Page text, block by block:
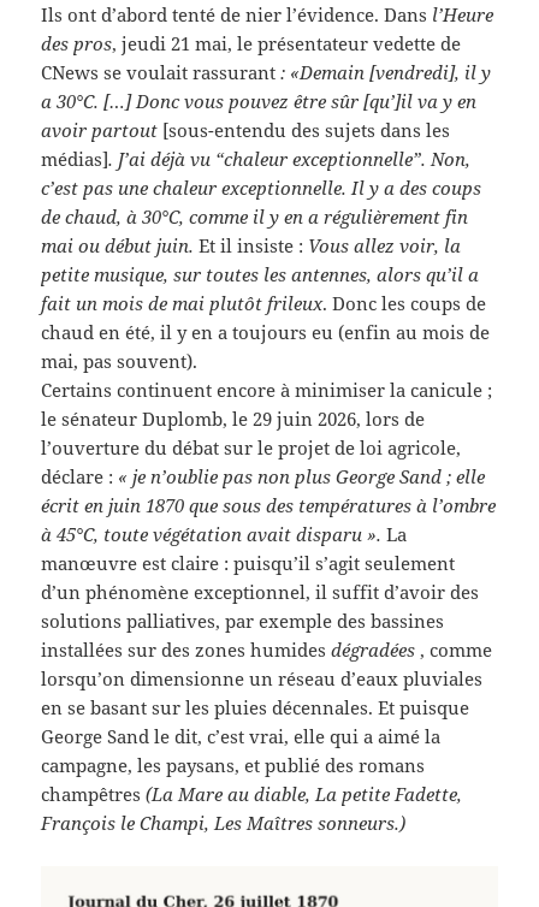
Ils ont d’abord tenté de nier l’évidence. Dans l’Heure
des pros, jeudi 21 mai, le présentateur vedette de
CNews se voulait rassurant: «Demain [vendredi], il y
a 30°C. […] Donc vous pouvez être sûr [qu’]il va y en
avoir partout [sous-entendu des sujets dans les
médias]. J’ai déjà vu “chaleur exceptionnelle”. Non,
c’est pas une chaleur exceptionnelle. Il y a des coups
de chaud, à 30°C, comme il y en a régulièrement fin
mai ou début juin. Et il insiste : Vous allez voir, la
petite musique, sur toutes les antennes, alors qu’il a
fait un mois de mai plutôt frileux. Donc les coups de
chaud en été, il y en a toujours eu (enfin au mois de
mai, pas souvent).
Certains continuent encore à minimiser la canicule ;
le sénateur Duplomb, le 29 juin 2026, lors de
l’ouverture du débat sur le projet de loi agricole,
déclare : « je n’oublie pas non plus George Sand ; elle
écrit en juin 1870 que sous des températures à l’ombre
à 45°C, toute végétation avait disparu ». La
manœuvre est claire : puisqu’il s’agit seulement
d’un phénomène exceptionnel, il suffit d’avoir des
solutions palliatives, par exemple des bassines
installées sur des zones humidesdégradées , comme
lorsqu’on dimensionne un réseau d’eaux pluviales
en se basant sur les pluies décennales. Et puisque
George Sand le dit, c’est vrai, elle qui a aimé la
campagne, les paysans, et publié des romans
champêtres(La Mare au diable, La petite Fadette,
François le Champi, Les Maîtres sonneurs.)